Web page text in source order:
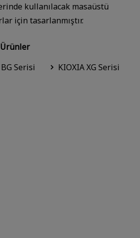
kullanılacak masaüstü
için tasarlanmıştır.
Serisi
KIOXIA XG Serisi